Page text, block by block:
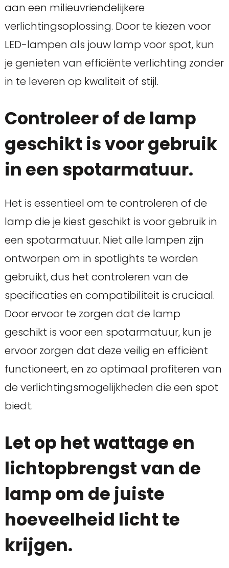
aan een milieuvriendelijkere
verlichtingsoplossing. Door te kiezen voor
LED-lampen als jouw lamp voor spot, kun
je genieten van efficiënte verlichting zonder
in te leveren op kwaliteit of stijl.
Controleer of de lamp
geschikt is voor gebruik
in een spotarmatuur.
Het is essentieel om te controleren of de
lamp die je kiest geschikt is voor gebruik in
een spotarmatuur. Niet alle lampen zijn
ontworpen om in spotlights te worden
gebruikt, dus het controleren van de
specificaties en compatibiliteit is cruciaal.
Door ervoor te zorgen dat de lamp
geschikt is voor een spotarmatuur, kun je
ervoor zorgen dat deze veilig en efficiënt
functioneert, en zo optimaal profiteren van
de verlichtingsmogelijkheden die een spot
biedt.
Let op het wattage en
lichtopbrengst van de
lamp om de juiste
hoeveelheid licht te
krijgen.